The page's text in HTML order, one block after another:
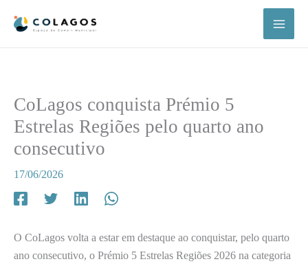
CoLagos conquista Prémio 5
Estrelas Regiões pelo quarto ano
consecutivo
17/06/2026
O CoLagos volta a estar em destaque ao conquistar, pelo quarto
ano consecutivo, o Prémio 5 Estrelas Regiões 2026 na categoria